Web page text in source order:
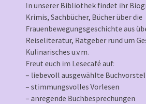
In unserer Bibliothek findet ihr
Krimis, Sachbücher, Bücher über die
Frauenbewegungsgeschichte aus
Reiseliteratur, Ratgeber rund um
Kulinarisches u.v.m.
Freut euch im Lesecafé auf:
– liebevoll ausgewählte
– stimmungsvolles Vorlesen
– anregende Buchbesprechungen